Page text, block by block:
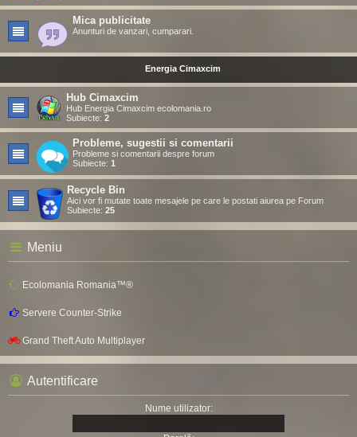
Mica publicitate
Anunturi de vanzari, cumparari.
Energia Cimaxcim
Hub Cimaxcim
Hub Energia Cimaxcim ecolomania.ro
Subiecte: 2
Probleme, sugestii si comentarii
Probleme si comentarii despre forum
Subiecte: 1
Recycle Bin
Aici vor fi mutate toate mesajele pe care le postati aiurea pe Forum
Subiecte: 25
Meniu
Ecolomania Romania™®
Servere Counter-Strike
Grand Theft Auto Multiplayer
Autentificare
Nume utilizator: